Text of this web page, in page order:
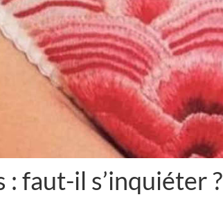
faut-il s’inquiéter ?